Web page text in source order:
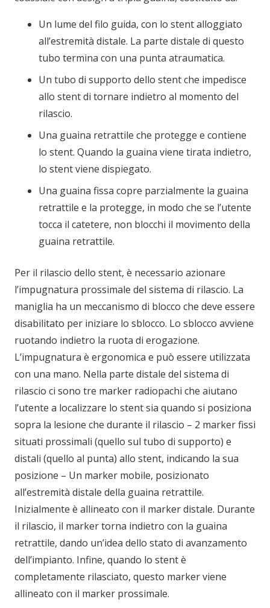
Un lume del filo guida, con lo stent alloggiato
all’estremità distale. La parte distale di questo
tubo termina con una punta atraumatica.
Un tubo di supporto dello stent che impedisce
allo stent di tornare indietro al momento del
rilascio.
Una guaina retrattile che protegge e contiene
lo stent. Quando la guaina viene tirata indietro,
lo stent viene dispiegato.
Una guaina fissa copre parzialmente la guaina
retrattile e la protegge, in modo che se l’utente
tocca il catetere, non blocchi il movimento della
guaina retrattile.
Per il rilascio dello stent, è necessario azionare
l’impugnatura prossimale del sistema di rilascio. La
maniglia ha un meccanismo di blocco che deve essere
disabilitato per iniziare lo sblocco. Lo sblocco avviene
ruotando indietro la ruota di erogazione.
L’impugnatura è ergonomica e può essere utilizzata
con una mano. Nella parte distale del sistema di
rilascio ci sono tre marker radiopachi che aiutano
l’utente a localizzare lo stent sia quando si posiziona
sopra la lesione che durante il rilascio – 2 marker fissi
situati prossimali (quello sul tubo di supporto) e
distali (quello al punta) allo stent, indicando la sua
posizione – Un marker mobile, posizionato
all’estremità distale della guaina retrattile.
Inizialmente è allineato con il marker distale. Durante
il rilascio, il marker torna indietro con la guaina
retrattile, dando un’idea dello stato di avanzamento
dell’impianto. Infine, quando lo stent è
completamente rilasciato, questo marker viene
allineato con il marker prossimale.